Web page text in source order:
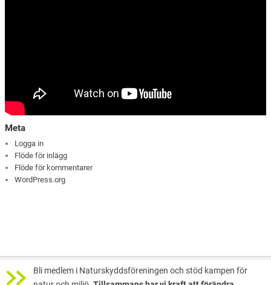
Meta
Logga in
Flöde för inlägg
Flöde för kommentarer
WordPress.org
Bli medlem i Naturskyddsföreningen och stöd kampen för